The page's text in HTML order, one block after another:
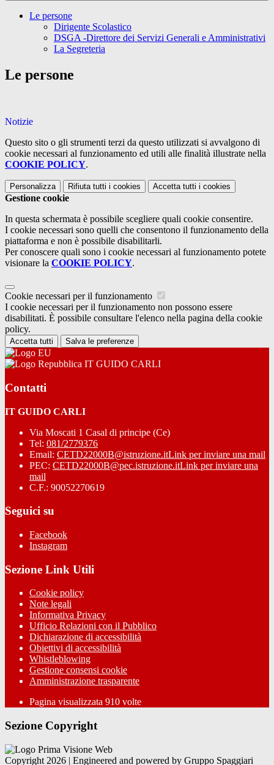
Le persone
Dirigente Scolastico
DSGA -Direttore dei Servizi Generali e Amministrativi
La Segreteria
Le persone
Notizie
Questo sito o gli strumenti terzi da questo utilizzati si avvalgono di
cookie necessari al funzionamento ed utili alle finalità illustrate nella
COOKIE POLICY.
Personalizza Rifiuta tutti i cookies Accetta tutti i cookies
Gestione cookie
In questa schermata è possibile scegliere quali cookie consentire.
I cookie necessari sono quelli che consentono il funzionamento della
piattaforma e non è possibile disabilitarli.
Per conoscere quali sono i cookie necessari al funzionamento potete
visionare la COOKIE POLICY.
Cookie necessari per il funzionamento
I cookie necessari per il funzionamento non possono essere
disabilitati. È possibile consultare l'elenco nella pagina della cookie
policy.
Accetta tutti Salva le preferenze
IT GUIDO CARLI
Contatti
IT GUIDO CARLI
Via Moscati 1 Casal di principe (Ce)
Tel: 081/2779376
Email: CETD22000B@istruzione.itLink per inviare una mail
PEC: CETD22000B@pec.istruzione.itLink per inviare una
mail
C.F.: 90052270619
Seguici su
Facebook
Instagram
Sezione Link Utili
Cookie policy
Note legali
Informativa Privacy
Ufficio Relazioni con il Pubblico
Dichiarazione di accessibilità
Obiettivi di accessibilità
Whistleblowing
Gestione consensi cookie
Amministrazione trasparente
Pagina visualizzata 910 volte
Sezione Copyright
Copyright 2026 | Engineered and powered by Gruppo Spaggiari